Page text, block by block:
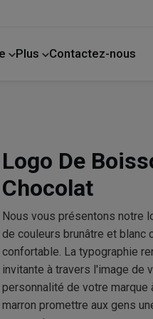
Plus Contactez-nous
Logo De
Chocolat
Nous vous présentons notre
de couleurs brunâtre et blanc
confortable. La typographie
invitante à travers l'image de
personnalité de votre
marron promettre aux gens